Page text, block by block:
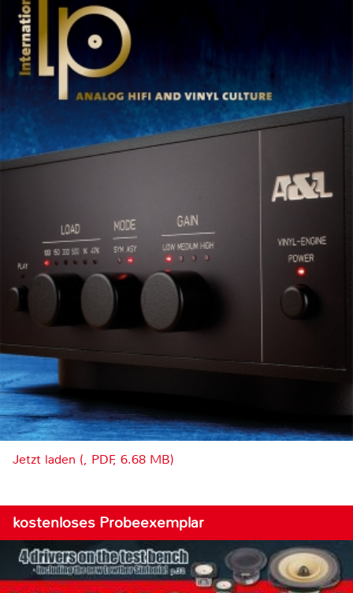
Jetzt laden (, PDF, 6.68 MB)
kostenloses Probeexemplar